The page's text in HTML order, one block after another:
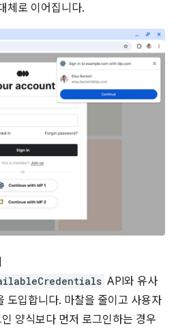
체로 이어집니다.
API와 유사
도입합니다. 마찰을 줄이고 사용자
양식보다 먼저 로그인하는 경우